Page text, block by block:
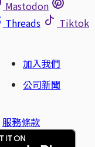
Mastodon
Threads
Tiktok
加入我們
公司新聞
服務條款